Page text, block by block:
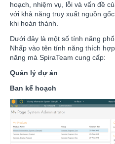
hoạch, nhiệm vụ, lỗi và vấn đề
với khả năng truy xuất nguồn
khi hoàn thành.
Dưới đây là một số tính năng
Nhấp vào tên tính năng thích
năng mà SpiraTeam cung cấp:
Quản lý dự án
Ban kế hoạch